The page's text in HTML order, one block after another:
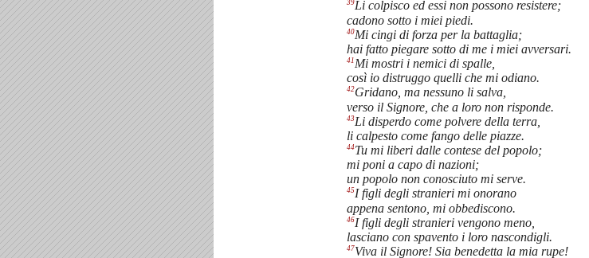
39Li colpisco ed essi non possono resistere;
cadono sotto i miei piedi.
40Mi cingi di forza per la battaglia;
hai fatto piegare sotto di me i miei avversari.
41Mi mostri i nemici di spalle,
così io distruggo quelli che mi odiano.
42Gridano, ma nessuno li salva,
verso il Signore, che a loro non risponde.
43Li disperdo come polvere della terra,
li calpesto come fango delle piazze.
44Tu mi liberi dalle contese del popolo;
mi poni a capo di nazioni;
un popolo non conosciuto mi serve.
45I figli degli stranieri mi onorano
appena sentono, mi obbediscono.
46I figli degli stranieri vengono meno,
lasciano con spavento i loro nascondigli.
47Viva il Signore! Sia benedetta la mia rupe!